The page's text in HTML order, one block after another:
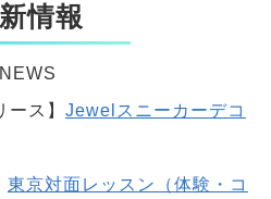
情報
NEWS
ス】 Jewelスニーカーデコ
東京対面レッスン（体験・コ